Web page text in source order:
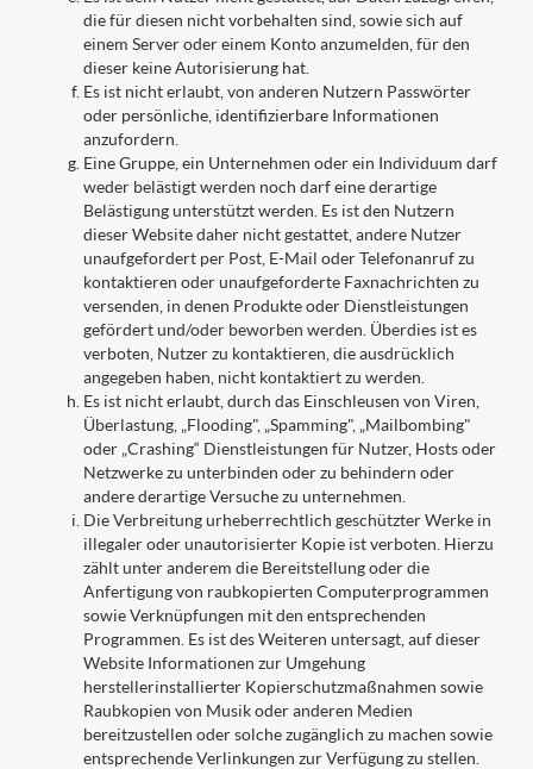
die für diesen nicht vorbehalten sind, sowie sich auf
einem Server oder einem Konto anzumelden, für den
dieser keine Autorisierung hat.
Es ist nicht erlaubt, von anderen Nutzern Passwörter
oder persönliche, identifizierbare Informationen
anzufordern.
Eine Gruppe, ein Unternehmen oder ein Individuum darf
weder belästigt werden noch darf eine derartige
Belästigung unterstützt werden. Es ist den Nutzern
dieser Website daher nicht gestattet, andere Nutzer
unaufgefordert per Post, E-Mail oder Telefonanruf zu
kontaktieren oder unaufgeforderte Faxnachrichten zu
versenden, in denen Produkte oder Dienstleistungen
gefördert und/oder beworben werden. Überdies ist es
verboten, Nutzer zu kontaktieren, die ausdrücklich
angegeben haben, nicht kontaktiert zu werden.
Es ist nicht erlaubt, durch das Einschleusen von Viren,
Überlastung, „Flooding", „Spamming", „Mailbombing"
oder „Crashing“ Dienstleistungen für Nutzer, Hosts oder
Netzwerke zu unterbinden oder zu behindern oder
andere derartige Versuche zu unternehmen.
Die Verbreitung urheberrechtlich geschützter Werke in
illegaler oder unautorisierter Kopie ist verboten. Hierzu
zählt unter anderem die Bereitstellung oder die
Anfertigung von raubkopierten Computerprogrammen
sowie Verknüpfungen mit den entsprechenden
Programmen. Es ist des Weiteren untersagt, auf dieser
Website Informationen zur Umgehung
herstellerinstallierter Kopierschutzmaßnahmen sowie
Raubkopien von Musik oder anderen Medien
bereitzustellen oder solche zugänglich zu machen sowie
entsprechende Verlinkungen zur Verfügung zu stellen.